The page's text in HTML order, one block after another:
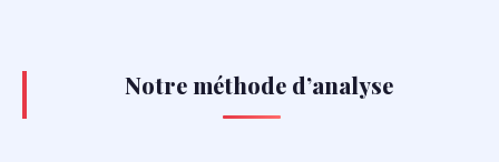
Notre méthode d’analyse